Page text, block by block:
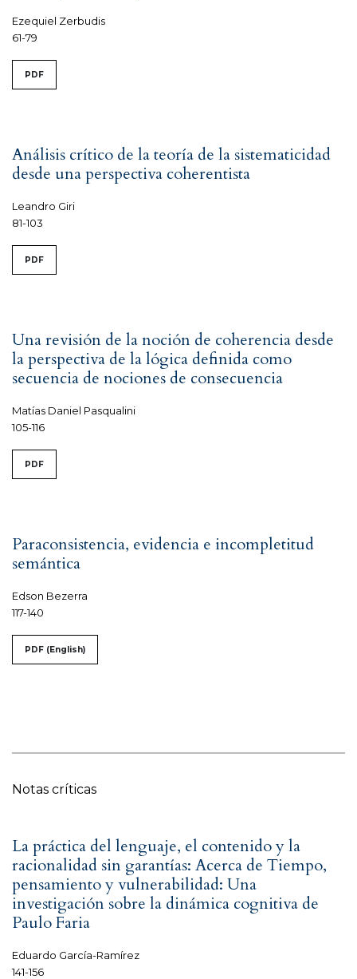
Ezequiel Zerbudis
61-79
PDF
Análisis crítico de la teoría de la sistematicidad
desde una perspectiva coherentista
Leandro Giri
81-103
PDF
Una revisión de la noción de coherencia desde
la perspectiva de la lógica definida como
secuencia de nociones de consecuencia
Matías Daniel Pasqualini
105-116
PDF
Paraconsistencia, evidencia e incompletitud
semántica
Edson Bezerra
117-140
PDF (English)
Notas críticas
La práctica del lenguaje, el contenido y la
racionalidad sin garantías: Acerca de Tiempo,
pensamiento y vulnerabilidad: Una
investigación sobre la dinámica cognitiva de
Paulo Faria
Eduardo García-Ramírez
141-156